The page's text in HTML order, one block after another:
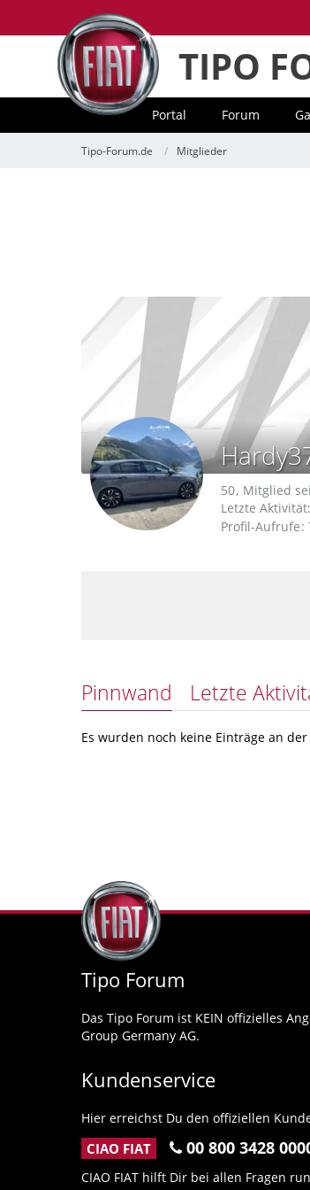
TIPO
Portal Forum
Tipo-Forum.de Mitglieder
50 Mitglied
Letzte Aktivität:
Profil-Aufrufe
Pinnwand Letzte
Es wurden noch keine Einträge an
Tipo Forum
Das Tipo Forum ist KEIN offizielles
Group Germany AG.
Kundenservice
Hier erreichst Du den offiziellen
CIAO FIAT 00 800 3428
CIAO FIAT hilft Dir bei allen Fragen